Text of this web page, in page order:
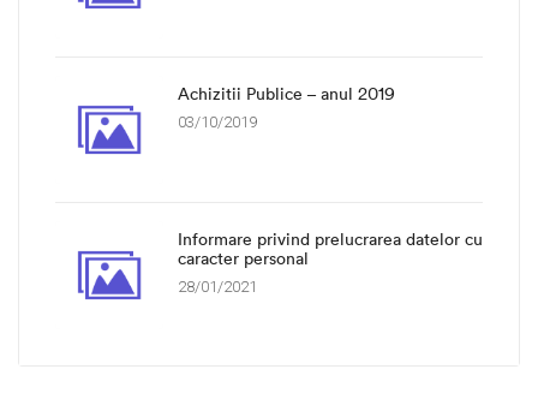
Achizitii Publice – anul 2019
03/10/2019
Informare privind prelucrarea datelor cu
caracter personal
28/01/2021